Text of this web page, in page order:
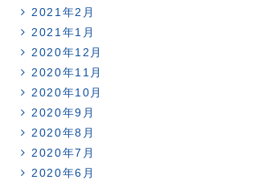
2021年2月
2021年1月
2020年12月
2020年11月
2020年10月
2020年9月
2020年8月
2020年7月
2020年6月